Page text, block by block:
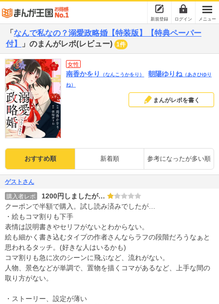
新規登録 ログイン メニュー
「 なんで私なの？溺愛政略婚【特装版】【特典ペーパー
付】
」のまんがレポ(レビュー) 1件
女性
南香かをり （なんこうかをり） 朝陽ゆりね （あさひゆり
ね）
まんがレポを書く
おすすめ順 新着順 参考になったが多い順
ゲストさん
購入者レポ
1200円しましたが…
クーポンで半額で購入。試し読み済みでしたが…
・絵もコマ割りも下手
表情は説明書きやセリフがないとわからない。
絵も細かく書き込むタイプの作者さんならラフの段階だろうなぁと
思われるタッチ。(好きな人はいるかも)
コマ割りも急に次のシーンに飛ぶなど、流れがない。
人物、景色などが単調で、置物を描くコマがあるなど、上手な間の
取り方がない。
・ストーリー、設定が薄い